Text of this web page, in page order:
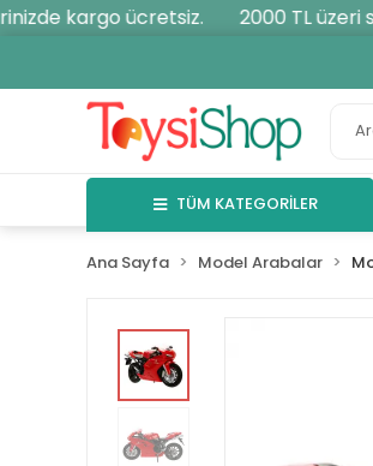
kargo ücretsiz. 2000 TL üzeri
TÜM KATEGORİLER
Ana Sayfa Model Arabalar